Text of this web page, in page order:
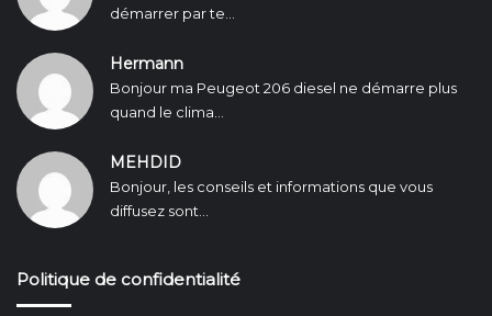
démarrer par te...
Hermann
Bonjour ma Peugeot 206 diesel ne démarre plus
quand le clima...
MEHDID
Bonjour, les conseils et informations que vous
diffusez sont...
Politique de confidentialité